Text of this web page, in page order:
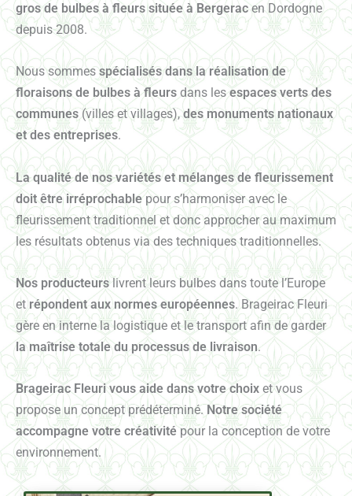
gros de bulbes à fleurs située à Bergeracen Dordogne
depuis 2008.
Nous sommes spécialisés dans la réalisation de
floraisons de bulbes à fleurs dans lesespaces verts des
communes(villes et villages),des monuments nationaux
et des entreprises.
La qualité de nos variétés et mélanges de fleurissement
doit être irréprochablepour s’harmoniser avec le
fleurissement traditionnel et donc approcher au maximum
les résultats obtenus via des techniques traditionnelles.
Nos producteurslivrent leurs bulbes dans toute l’Europe
et répondent aux normes européennes. Brageirac Fleuri
gère en interne la logistique et le transport afin de garder
la maîtrise totale du processus de livraison.
Brageirac Fleuri vous aide dans votre choix et vous
propose un concept prédéterminé.Notre société
accompagne votre créativitépour la conception de votre
environnement.